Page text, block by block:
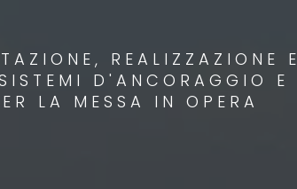
REALIZZAZIONE E
D'ANCORAGGIO E
LA MESSA IN OPERA